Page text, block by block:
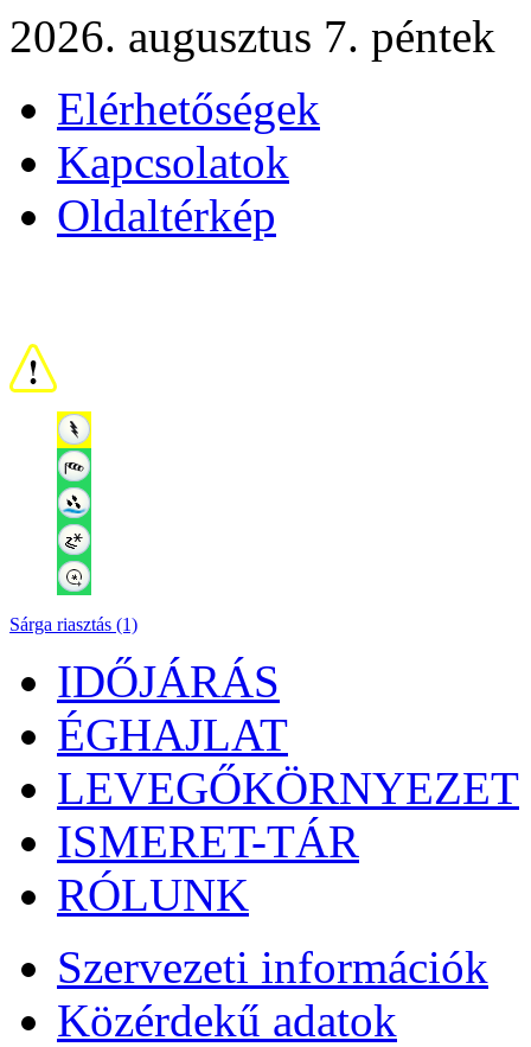
2026. augusztus 7. péntek
Elérhetőségek
Kapcsolatok
Oldaltérkép
Sárga riasztás (1)
IDŐJÁRÁS
ÉGHAJLAT
LEVEGŐKÖRNYEZET
ISMERET-TÁR
RÓLUNK
Szervezeti információk
Közérdekű adatok